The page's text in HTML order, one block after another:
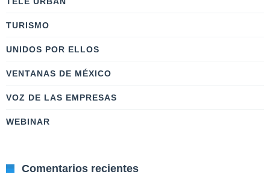
TURISMO
UNIDOS POR ELLOS
VENTANAS DE MÉXICO
VOZ DE LAS EMPRESAS
WEBINAR
Comentarios recientes